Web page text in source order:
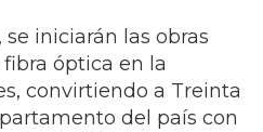
iniciarán las obras
óptica en la
convirtiendo a Treinta
del país con